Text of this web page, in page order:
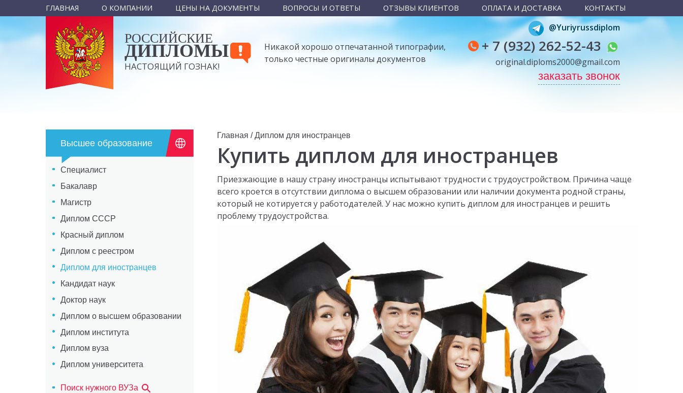
ГЛАВНАЯ О КОМПАНИИ ЦЕНЫ НА ДОКУМЕНТЫ ВОПРОСЫ И ОТВЕТЫ ОТЗЫВЫ КЛИЕНТОВ ОПЛАТА И ДОСТАВКА КОНТАКТЫ
РОССИЙСКИЕ
ДИПЛОМЫ
НАСТОЯЩИЙ ГОЗНАК!
Никакой хорошо отпечатанной типографии,
только честные оригиналы документов
@Yuriyrussdiplom
+ 7 (932) 262-52-43
original.diploms2000@gmail.com
заказать звонок
Высшее образование
Специалист
Бакалавр
Магистр
Диплом СССР
Красный диплом
Диплом с реестром
Диплом для иностранцев
Кандидат наук
Доктор наук
Диплом о высшем образовании
Диплом института
Диплом вуза
Диплом университета
Поиск нужного ВУЗа
Главная /Диплом для иностранцев
Купить диплом для иностранцев
Приезжающие в нашу страну иностранцы испытывают трудности с трудоустройством. Причина чаще
всего кроется в отсутствии диплома о высшем образовании или наличии документа родной страны,
который не котируется у работодателей. У нас можно купить диплом для иностранцев и решить
проблему трудоустройства.